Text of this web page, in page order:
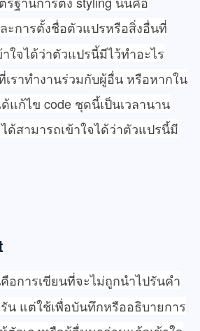
ะการตั้งชื่อตัวแปรหรือสิ่งอื่นที่
ใจได้ว่าตัวแปรนี้มีไว้ทำอะไร
เราทำงานร่วมกับผู้อื่น หรือหากใน
แก้ไข code ชุดนี้เป็นเวลานาน
ด้สามารถเข้าใจได้ว่าตัวแปรนี้มี
อการเขียนที่จะไม่ถูกนำไปรันคำ
น แต่ใช้เพื่อบันทึกหรืออธิบายการ